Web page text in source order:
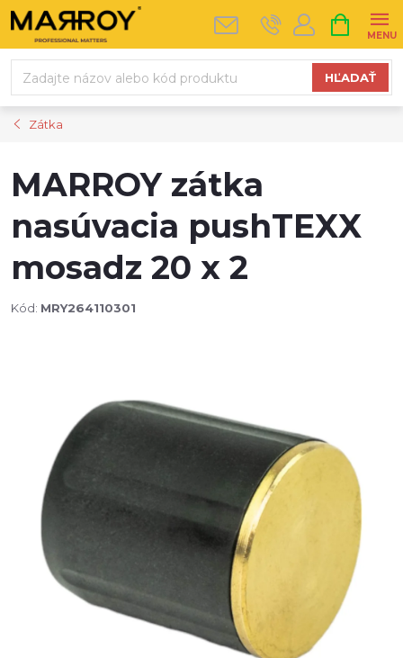
Prejsť
na
HĽADAŤ
KOŠÍK
Zátka
MARROY zátka
nasúvacia pushTEXX
mosadz 20 x 2
Kód: MRY264110301